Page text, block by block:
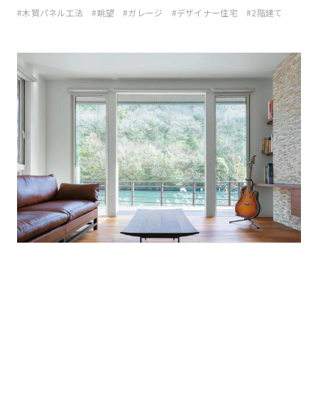
木質パネル工法 眺望 ガレージ デザイナー住宅 2階建て